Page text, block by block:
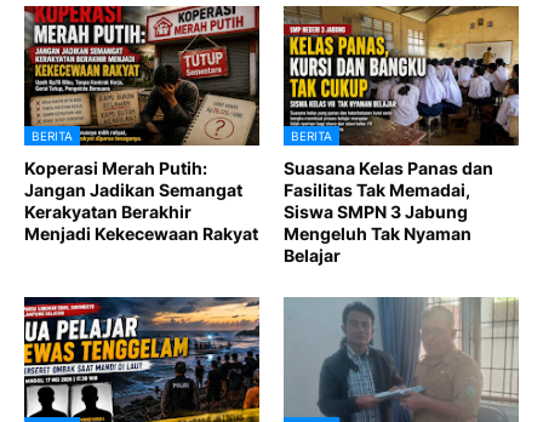
BERITA
Koperasi Merah Putih:
Jangan Jadikan Semangat
Kerakyatan Berakhir
Menjadi Kekecewaan Rakyat
BERITA
Suasana Kelas Panas dan
Fasilitas Tak Memadai,
Siswa SMPN 3 Jabung
Mengeluh Tak Nyaman
Belajar